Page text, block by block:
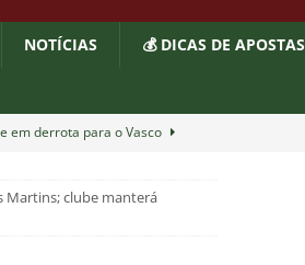
NOTÍCIAS 💰 DICAS DE APOSTAS
em derrota para o Vasco
do Brasil 2026: Palpites, Odds
Martins; clube manterá